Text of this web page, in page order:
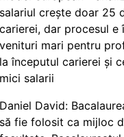
salariul crește doar 25
carierei, dar procesul e
venituri mari pentru
la începutul carierei și
mici salarii
Daniel David:
să fie folosit ca mijloc